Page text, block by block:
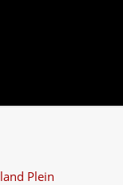
Plein